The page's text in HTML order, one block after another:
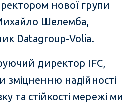
нової групи
Шелемба,
Datagroup-Volia.
директор IFC,
зміцненню надійності
та стійкості мережі ми